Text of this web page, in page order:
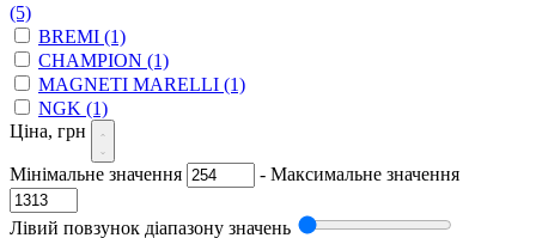
(5)
BREMI (1)
CHAMPION (1)
MAGNETI MARELLI (1)
NGK (1)
Ціна, грн
Мінімальне значення - Максимальне значення
Лівий повзунок діапазону значень